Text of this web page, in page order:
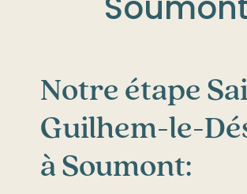
Notre étape
Guilhem-le-
à Soumont: